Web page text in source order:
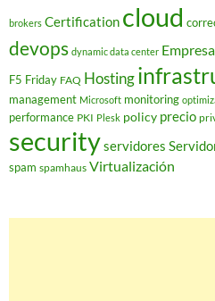
brokers Certification cloud
devops dynamic data center Empresa
F5 Friday FAQ Hosting
management Microsoft monitoring
performance PKI Plesk policy precio
securityservidores
spam spamhaus Virtualización